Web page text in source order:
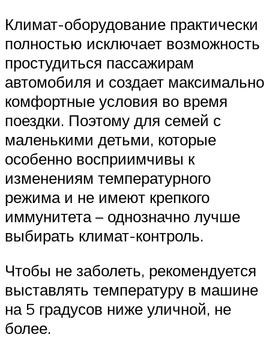
Климат-оборудование практически
полностью исключает возможность
простудиться пассажирам
автомобиля и создает максимально
комфортные условия во время
поездки. Поэтому для семей с
маленькими детьми, которые
особенно восприимчивы к
изменениям температурного
режима и не имеют крепкого
иммунитета – однозначно лучше
выбирать климат-контроль.
Чтобы не заболеть, рекомендуется
выставлять температуру в машине
на 5 градусов ниже уличной, не
более.